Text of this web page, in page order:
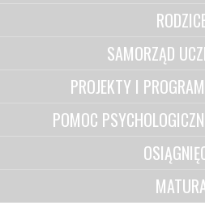
SAMORZĄD
PROJEKTY I
POMOC